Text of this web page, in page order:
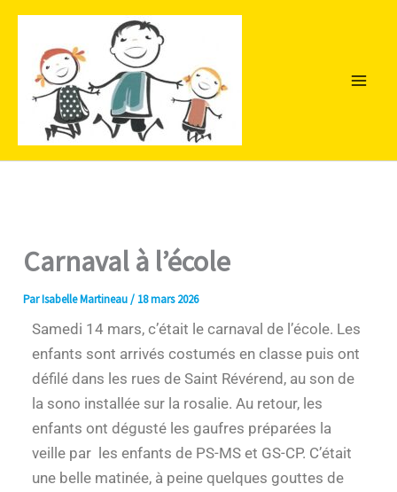
Aller
contenu
Carnaval à l’école
ParIsabelle Martineau/ 18 mars 2026
Samedi 14 mars, c’était le carnaval de l’école. Les
enfants sont arrivés costumés en classe puis ont
défilé dans les rues de Saint Révérend, au son de
la sono installée sur la rosalie. Au retour, les
enfants ont dégusté les gaufres préparées la
veille par les enfants de PS-MS et GS-CP. C’était
une belle matinée, à peine quelques gouttes de